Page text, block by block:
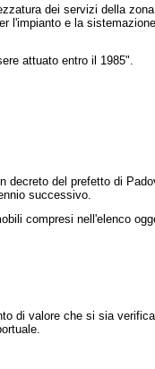
dei servizi della
l'impianto e la
attuato entro il 1985".
del prefetto di
successivo.
compresi nell'elenco
di valore che si sia